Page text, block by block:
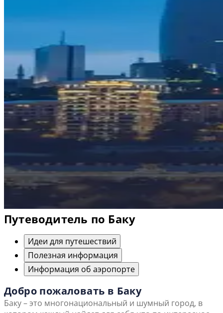
Путеводитель по Баку
Идеи для путешествий
Полезная информация
Информация об аэропорте
Добро пожаловать в Баку
Баку – это многонациональный и шумный город, в